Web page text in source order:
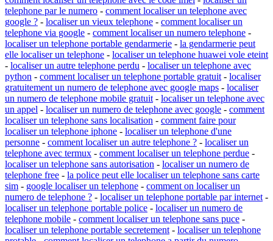
telephone par le numero - comment localiser un telephone avec
google ? - localiser un vieux telephone - comment localiser un
telephone via google - comment localiser un numero telephone -
localiser un telephone portable gendarmerie - la gendarmerie peut
elle localiser un telephone - localiser un telephone huawei vole eteint
- localiser un autre telephone perdu - localiser un telephone avec
python - comment localiser un telephone portable gratuit - localiser
gratuitement un numero de telephone avec google maps - localiser
un numero de telephone mobile gratuit - localiser un telephone avec
un appel - localiser un numero de telephone avec google - comment
localiser un telephone sans localisation - comment faire pour
localiser un telephone iphone - localiser un telephone d'une
personne - comment localiser un autre telephone ? - localiser un
telephone avec termux - comment localiser un telephone perdue -
localiser un telephone sans autorisation - localiser un numero de
telephone free - la police peut elle localiser un telephone sans carte
sim - google localiser un telephone - comment on localiser un
numero de telephone ? - localiser un telephone portable par internet -
localiser un telephone portable police - localiser un numero de
telephone mobile - comment localiser un telephone sans puce -
localiser un telephone portable secretement - localiser un telephone